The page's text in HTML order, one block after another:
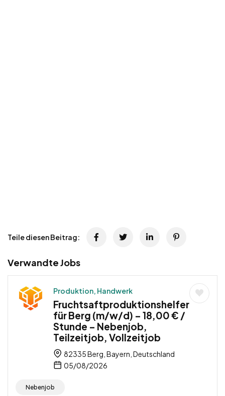
Teile diesen Beitrag:
Verwandte Jobs
Produktion, Handwerk
Fruchtsaftproduktionshelfer
für Berg (m/w/d) – 18,00 € /
Stunde – Nebenjob,
Teilzeitjob, Vollzeitjob
82335 Berg, Bayern, Deutschland
05/08/2026
Nebenjob